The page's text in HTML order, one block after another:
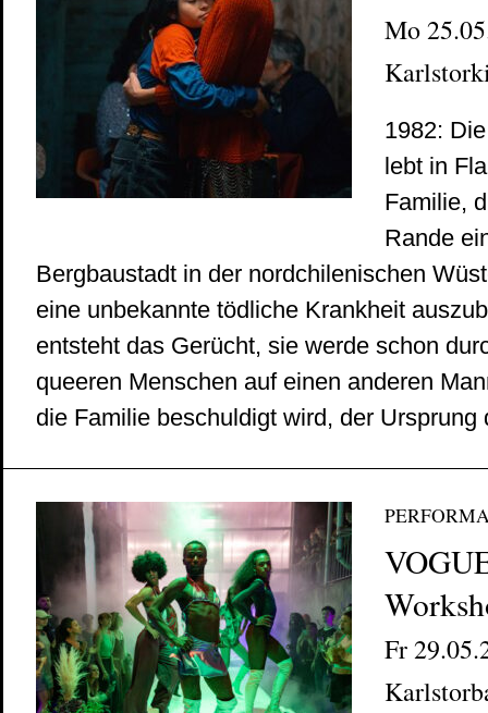
Mo
1982:
lebt in
Familie,
Rande
Bergbaustadt in der nordchilenischen
eine unbekannte tödliche Krankheit
entsteht das Gerücht, sie werde schon
queeren Menschen auf einen anderen
die Familie beschuldigt wird, der Ursprung
Fr